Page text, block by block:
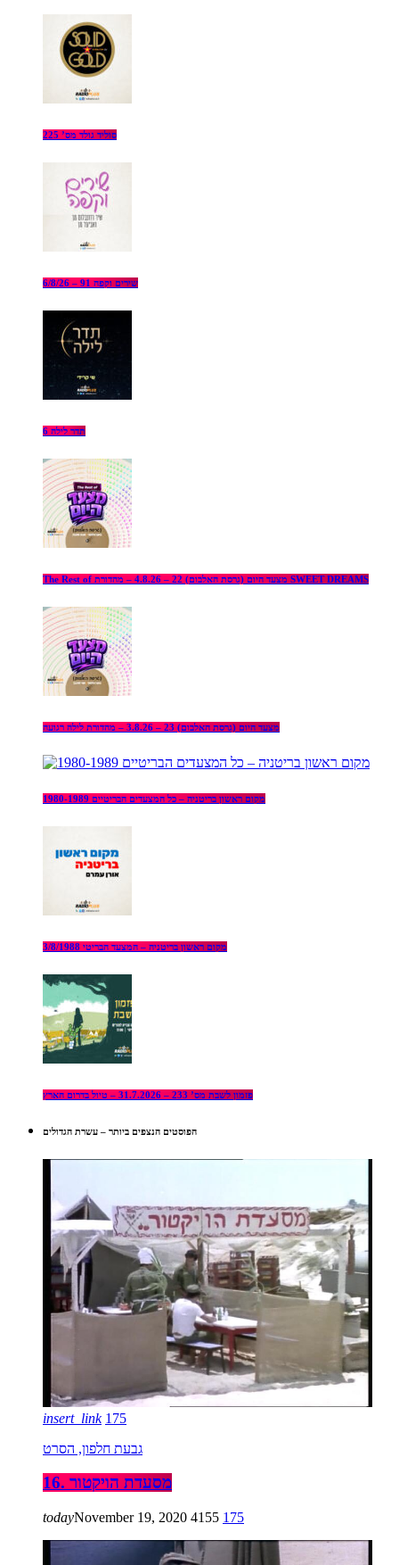
סוליד גולד מס’ 225
שירים וקפה 91 – 6/8/26
תדר לילה 6
The Rest of מצעד היום (גרסת האלבום) 22 – 4.8.26 – מהדורת SWEET DREAMS
מצעד היום (גרסת האלבום) 23 – 3.8.26 – מהדורת לילה רגועה
מקום ראשון בריטניה – כל המצעדים הבריטיים 1980-1989
מקום ראשון בריטניה – המצעד הבריטי 3/8/1988
פזמון לשבת מס’ 233 – 31.7.2026 – טיול בדרום הארץ
הפוסטים הנצפים ביותר – עשרת הגדולים
insert_link 175
גבעת חלפון, הסרט
16. מסעדת הויקטור
todayNovember 19, 2020 4155 175